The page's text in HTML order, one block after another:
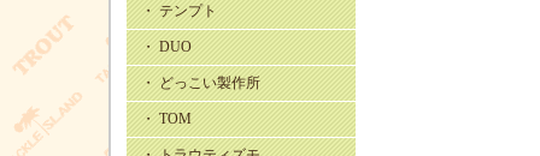
・ テンプト
・ DUO
・ どっこい製作所
・ TOM